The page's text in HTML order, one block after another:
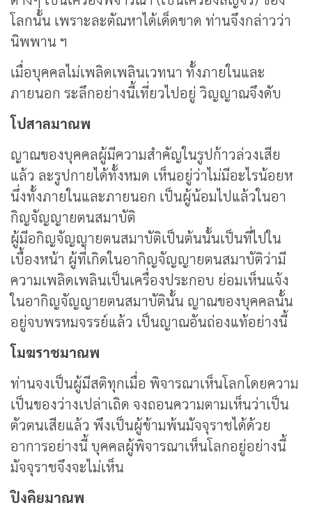
โลกนั้น เพราะละตัณหาได้เด็ดขาด ท่านจึงกล่าวว่า
นิพพาน ฯ
เมื่อบุคคลไม่เพลิดเพลินเวทนา ทั้งภายในและ
ภายนอก ระลึกอย่างนี้เที่ยวไปอยู่ วิญญาณจึงดับ
โปสาลมาณพ
ญาณของบุคคลผู้มีความสำคัญในรูปก้าวล่วงเสีย
แล้ว ละรูปกายได้ทั้งหมด เห็นอยู่ว่าไม่มีอะไรน้อยห
นึ่งทั้งภายในและภายนอก เป็นผู้น้อมไปแล้วในอา
กิญจัญญายตนสมาบัติ
ผู้มีอกิญจัญญายตนสมาบัติเป็นต้นนั้นเป็นที่ไปใน
เบื้องหน้า ผู้ที่เกิดในอากิญจัญญายตนสมาบัติว่ามี
ความเพลิดเพลินเป็นเครื่องประกอบ ย่อมเห็นแจ้ง
ในอากิญจัญญายตนสมาบัตินั้น ญาณของบุคคลนั้น
อยู่จบพรหมจรรย์แล้ว เป็นญาณอันถ่องแท้อย่างนี้
โมฆราชมาณพ
ท่านจงเป็นผู้มีสติทุกเมื่อ พิจารณาเห็นโลกโดยความ
เป็นของว่างเปล่าเถิด จงถอนความตามเห็นว่าเป็น
ตัวตนเสียแล้ว พึงเป็นผู้ข้ามพ้นมัจจุราชได้ด้วย
อาการอย่างนี้ บุคคลผู้พิจารณาเห็นโลกอยู่อย่างนี้
มัจจุราชจึงจะไม่เห็น
ปิงคิยมาณพ